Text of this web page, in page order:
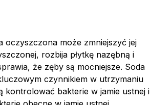
oczyszczona może zmniejszyć jej
rozbija płytkę nazębną i
że zęby są mocniejsze. Soda
czynnikiem w utrzymaniu
kontrolować bakterie w jamie ustnej i